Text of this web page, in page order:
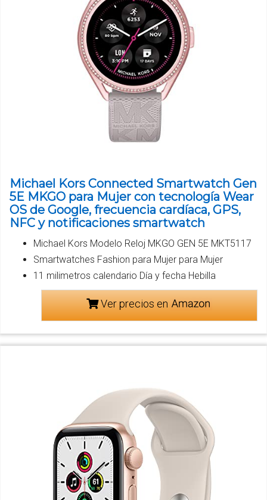
Michael Kors Connected Smartwatch Gen
5E MKGO para Mujer con tecnología Wear
OS de Google, frecuencia cardíaca, GPS,
NFC y notificaciones smartwatch
Michael Kors Modelo Reloj MKGO GEN 5E MKT5117
Smartwatches Fashion para Mujer para Mujer
11 milimetros calendario Día y fecha Hebilla
Ver precios en